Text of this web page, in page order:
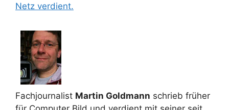
Netz verdient.
Fachjournalist Martin Goldmann schrieb früher